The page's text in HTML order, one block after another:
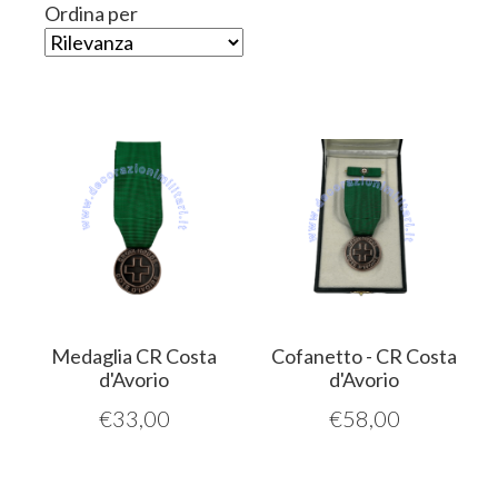
Ordina per
Medaglia CR Costa
d'Avorio
€33,00
Cofanetto - CR Costa
d'Avorio
€58,00